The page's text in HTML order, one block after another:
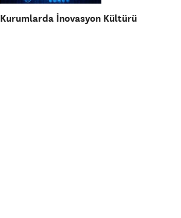
Kurumlarda İnovasyon Kültürü